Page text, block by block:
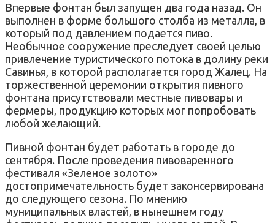
Впервые фонтан был запущен два года назад. Он
выполнен в форме большого столба из металла, в
который под давлением подается пиво.
Необычное сооружение преследует своей целью
привлечение туристического потока в долину реки
Савинья, в которой располагается город Жалец. На
торжественной церемонии открытия пивного
фонтана присутствовали местные пивовары и
фермеры, продукцию которых мог попробовать
любой желающий.
Пивной фонтан будет работать в городе до
сентября. После проведения пивоваренного
фестиваля «Зеленое золото»
достопримечательность будет законсервирована
до следующего сезона. По мнению
муниципальных властей, в нынешнем году